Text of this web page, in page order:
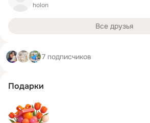
holon
Все друзья
7 подписчиков
Подарки